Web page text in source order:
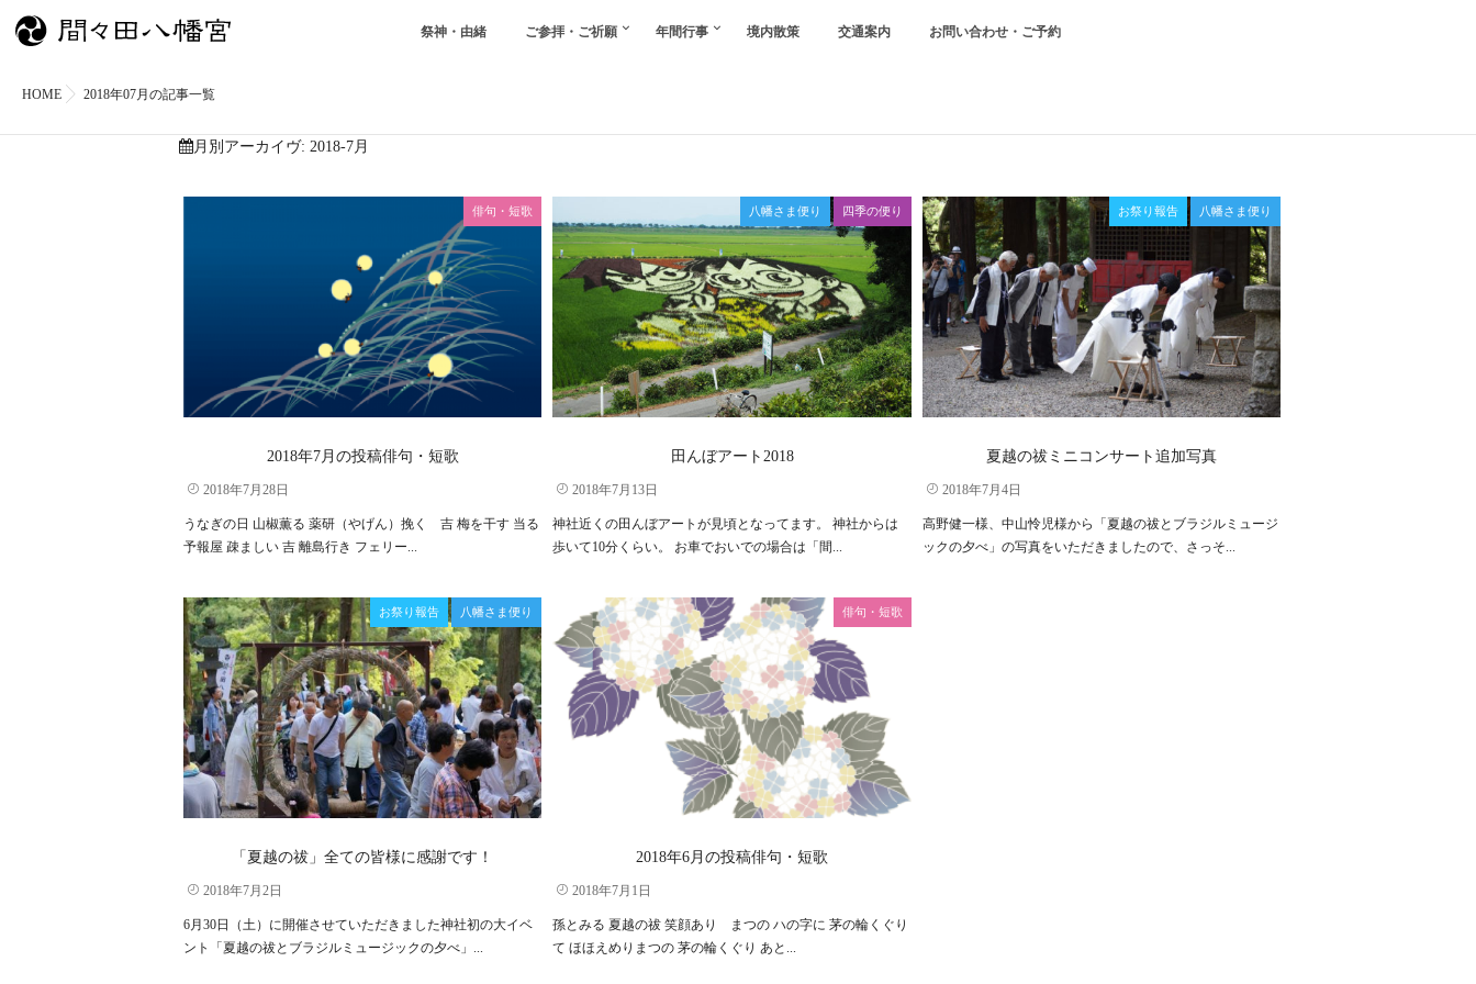
祭神・由緒 ご参拝・ご祈願 年間行事 境内散策 交通案内 お問い合わせ・ご予約
HOME 2018年07月の記事一覧
月別アーカイヴ: 2018-7月
俳句・短歌
2018年7月の投稿俳句・短歌
2018年7月28日
うなぎの日 山椒薫る 薬研（やげん）挽く 吉 梅を干す 当る
予報屋 疎ましい 吉 離島行き フェリー...
八幡さま便り 四季の便り
田んぼアート2018
2018年7月13日
神社近くの田んぼアートが見頃となってます。 神社からは
歩いて10分くらい。 お車でおいでの場合は「間...
お祭り報告 八幡さま便り
夏越の祓ミニコンサート追加写真
2018年7月4日
高野健一様、中山怜児様から「夏越の祓とブラジルミュージ
ックの夕べ」の写真をいただきましたので、さっそ...
お祭り報告 八幡さま便り
「夏越の祓」全ての皆様に感謝です！
2018年7月2日
6月30日（土）に開催させていただきました神社初の大イベ
ント「夏越の祓とブラジルミュージックの夕べ」...
俳句・短歌
2018年6月の投稿俳句・短歌
2018年7月1日
孫とみる 夏越の祓 笑顔あり まつの ハの字に 茅の輪くぐり
て ほほえめりまつの 茅の輪くぐり あと...